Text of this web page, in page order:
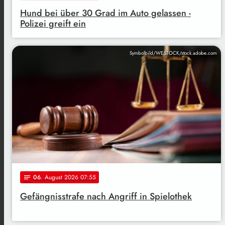
Hund bei über 30 Grad im Auto gelassen -
Polizei greift ein
Symbolbild/WESTOCK/stock.adobe.com
notes 06. August 2026 07:55
Gefängnisstrafe nach Angriff in Spielothek